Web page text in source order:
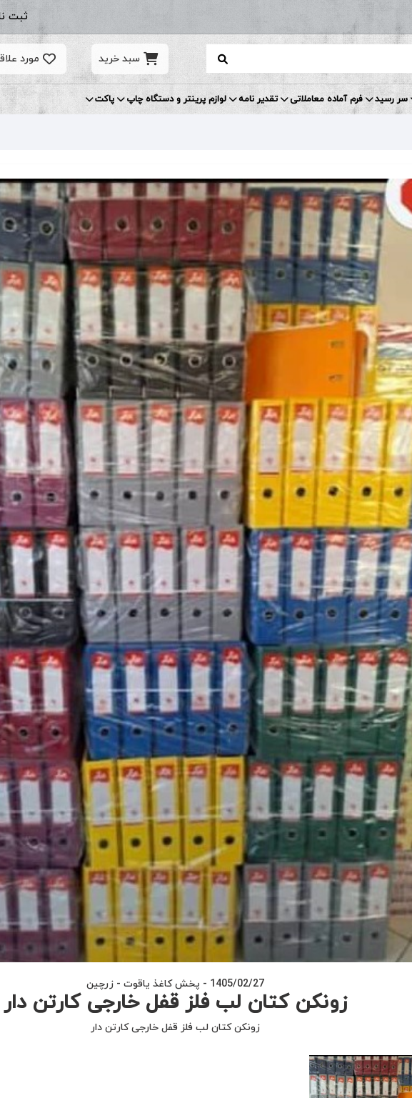
ثبت
مورد سبد خرید
سر رسید فرم آماده معاملاتی تقدیر نامه لوازم پرینتر و دستگاه چاپ پاکت
1405/02/27
- پخش کاغذ یاقوت - زرچین
زونکن کتان لب فلز قفل خارجی کارتن دار
زونکن کتان لب فلز قفل خارجی کارتن دار